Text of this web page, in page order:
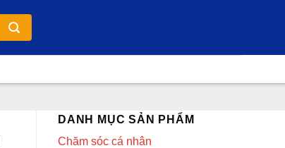
DANH MỤC SẢN PHẨM
Chăm sóc cá nhân